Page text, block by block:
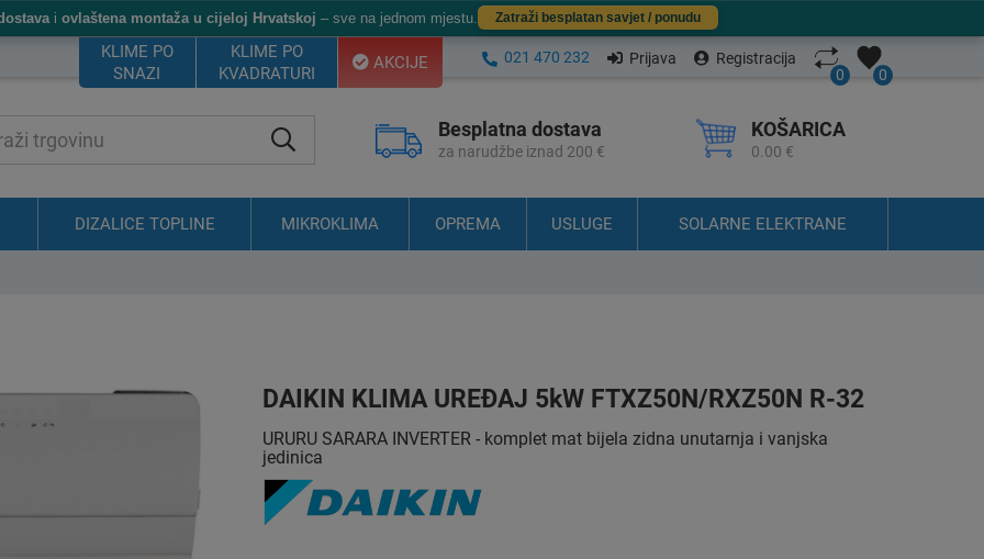
i ovlaštena montaža u cijeloj Hrvatskoj – sve na jednom mjestu. Zatraži besplatan savjet / ponudu
KLIME PO
SNAZI
KLIME PO
KVADRATURI
AKCIJE 021 470 232 Prijava
Registracija
0
0
Besplatna dostava
za narudžbe iznad 200 €
KOŠARICA
0.00 €
DIZALICE TOPLINE MIKROKLIMA OPREMA USLUGE SOLARNE ELEKTRANE
DAIKIN KLIMA UREĐAJ 5kW FTXZ50N/RXZ50N R-32
URURU SARARA INVERTER - komplet mat bijela zidna unutarnja i vanjska
jedinica